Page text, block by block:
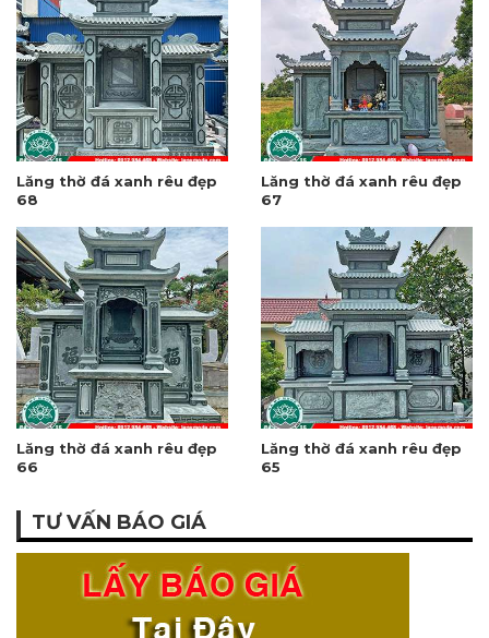
Lăng thờ đá xanh rêu đẹp
68
Lăng thờ đá xanh rêu đẹp
67
Lăng thờ đá xanh rêu đẹp
66
Lăng thờ đá xanh rêu đẹp
65
TƯ VẤN BÁO GIÁ